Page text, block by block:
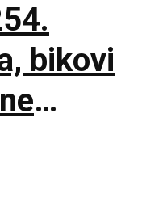
bikovi